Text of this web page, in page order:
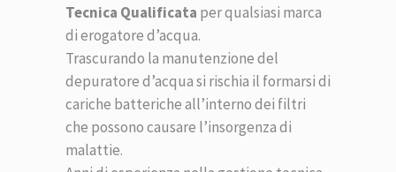
Tecnica Qualificata per qualsiasi marca
di erogatore d’acqua.
Trascurando la manutenzione del
depuratore d’acqua si rischia il formarsi di
cariche batteriche all’interno dei filtri
che possono causare l’insorgenza di
malattie.